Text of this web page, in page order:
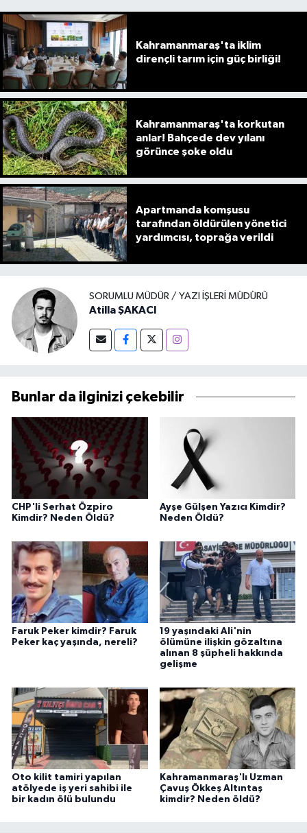
Kahramanmaraş'ta iklim
dirençli tarım için güç birliği!
Kahramanmaraş'ta korkutan
anlar! Bahçede dev yılanı
görünce şoke oldu
Apartmanda komşusu
tarafından öldürülen yönetici
yardımcısı, toprağa verildi
SORUMLU MÜDÜR / YAZI İŞLERI MÜDÜRÜ
Atilla ŞAKACI
Bunlar da ilginizi çekebilir
CHP'li Serhat Özpiro
Kimdir? Neden Öldü?
Ayşe Gülşen Yazıcı Kimdir?
Neden Öldü?
Faruk Peker kimdir? Faruk
Peker kaç yaşında, nereli?
19 yaşındaki Ali'nin
ölümüne ilişkin gözaltına
alınan 8 şüpheli hakkında
gelişme
Oto kilit tamiri yapılan
atölyede iş yeri sahibi ile
bir kadın ölü bulundu
Kahramanmaraş'lı Uzman
Çavuş Ökkeş Altıntaş
kimdir? Neden öldü?